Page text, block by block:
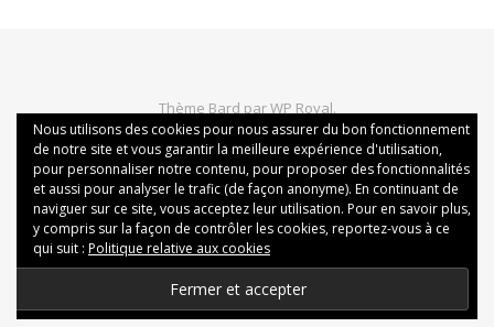
Thème Bard parWP Royal.
Politique de confidentialité Mentions légales
Conditions générales de vente Politique des cookies
HAUT DE PAGE
Nous utilisons des cookies pour nous assurer du bon fonctionnement
de notre site et vous garantir la meilleure expérience d'utilisation,
pour personnaliser notre contenu, pour proposer des fonctionnalités
et aussi pour analyser le trafic (de façon anonyme). En continuant de
naviguer sur ce site, vous acceptez leur utilisation. Pour en savoir plus,
y compris sur la façon de contrôler les cookies, reportez-vous à ce
qui suit : Politique relative aux cookies